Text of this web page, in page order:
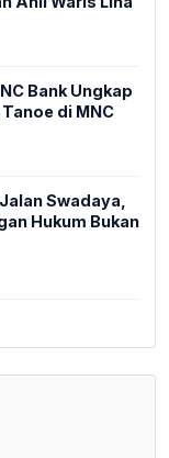
Bank Ungkap
di MNC
Swadaya,
Hukum Bukan